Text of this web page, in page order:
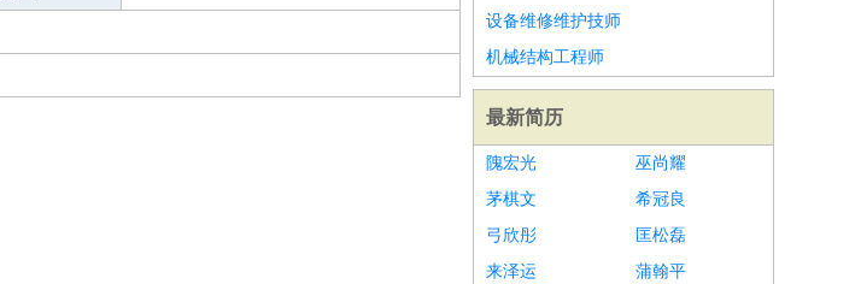
设备维修维护技师
机械结构工程师
最新简历
隗宏光
巫尚耀
茅棋文
希冠良
弓欣彤
匡松磊
来泽运
蒲翰平